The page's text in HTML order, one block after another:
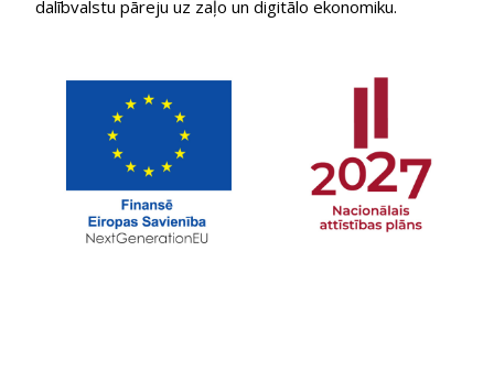
dalībvalstu pāreju uz zaļo un digitālo ekonomiku.